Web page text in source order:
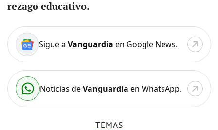
rezago educativo.
Sigue a Vanguardia en Google News.
Noticias deVanguardia en WhatsApp.
TEMAS